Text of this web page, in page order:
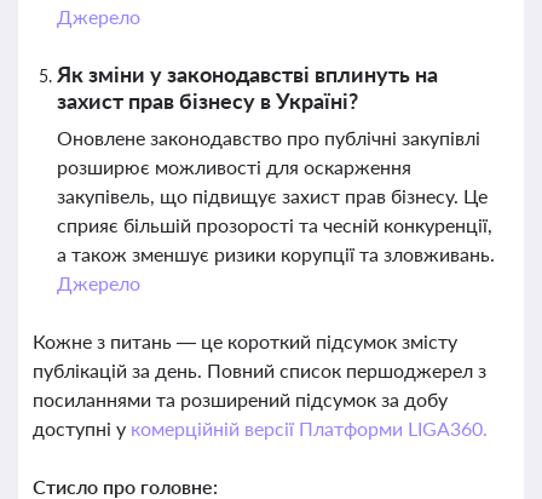
Джерело
Як зміни у законодавстві вплинуть на
захист прав бізнесу в Україні?
Оновлене законодавство про публічні закупівлі
розширює можливості для оскарження
закупівель, що підвищує захист прав бізнесу. Це
сприяє більшій прозорості та чесній конкуренції,
а також зменшує ризики корупції та зловживань.
Джерело
Кожне з питань — це короткий підсумок змісту
публікацій за день. Повний список першоджерел з
посиланнями та розширений підсумок за добу
доступні у комерційній версії Платформи LIGA360.
Стисло про головне: